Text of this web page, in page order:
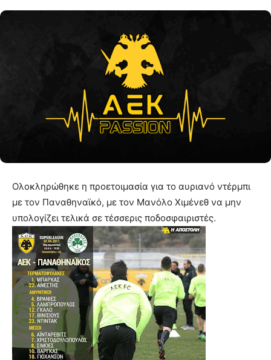
Ολοκληρώθηκε η προετοιμασία για το αυριανό ντέρμπι
με τον Παναθηναϊκό, με τον Μανόλο Χιμένεθ να μην
υπολογίζει τελικά σε τέσσερις ποδοσφαιριστές.